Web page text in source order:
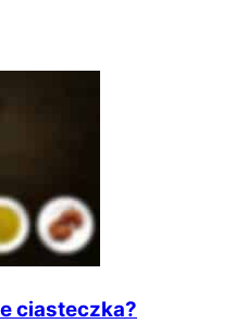
ciasteczka?